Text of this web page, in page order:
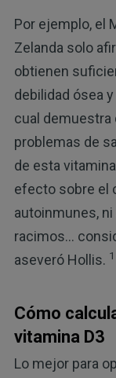
Por ejemplo, el
Zelanda solo
obtienen
debilidad ósea
cual demuestra
problemas de
de esta
efecto sobre el
autoinmunes,
racimos...
aseveró Hollis.
Cómo
vitamina D3
Lo mejor para